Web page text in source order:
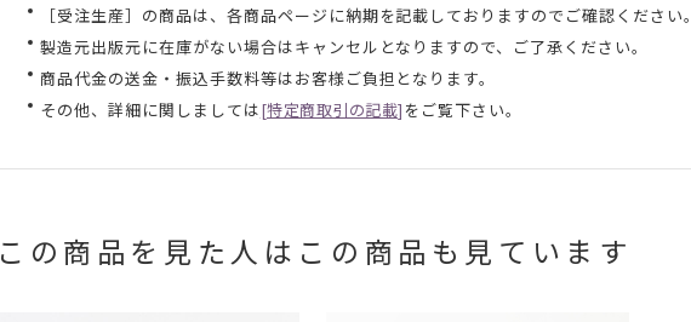
［受注生産］の商品は、各商品ページに納期を記載しておりますのでご確認ください。
製造元出版元に在庫がない場合はキャンセルとなりますので、ご了承ください。
商品代金の送金・振込手数料等はお客様ご負担となります。
その他、詳細に関しましては[特定商取引の記載] をご覧下さい。
この商品を見た人はこの商品も見ています